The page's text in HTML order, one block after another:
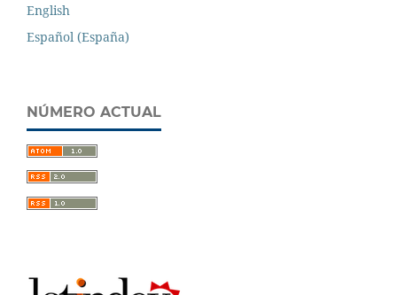
English
Español (España)
NÚMERO ACTUAL